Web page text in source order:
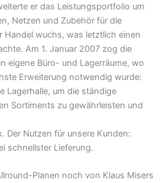
er das Leistungsportfolio um
Netzen und Zubehör für die
Handel wuchs, was letztlich einen
Am 1. Januar 2007 zog die
eigene Büro- und Lagerräume, wo
Erweiterung notwendig wurde:
Lagerhalle, um die ständige
Sortiments zu gewährleisten und
Der Nutzen für unsere Kunden:
schnellster Lieferung.
Planen noch von Klaus Misers